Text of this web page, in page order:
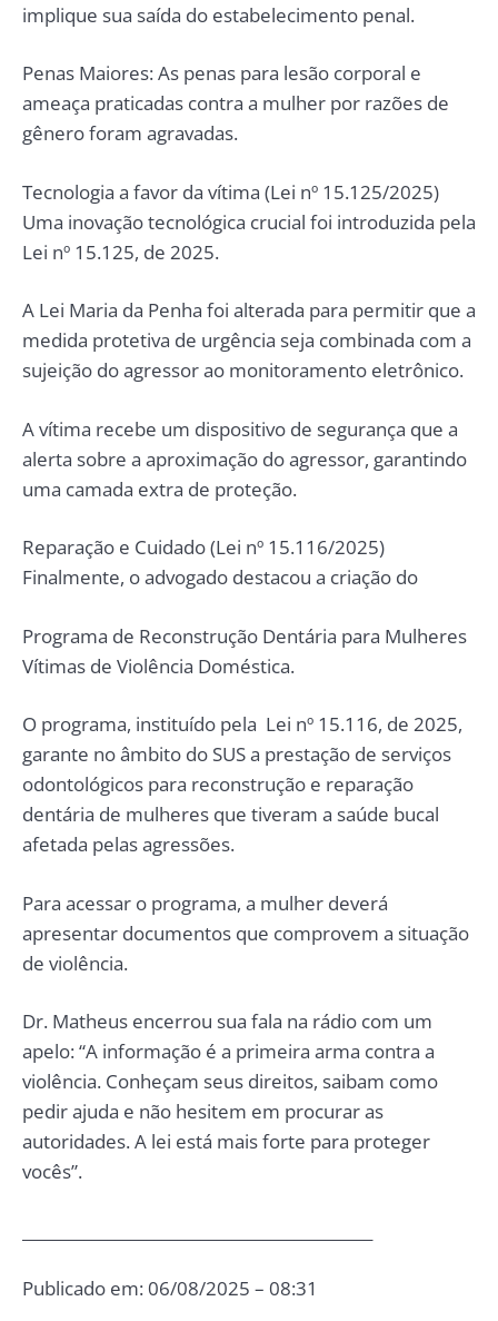
implique sua saída do estabelecimento penal.
Penas Maiores: As penas para lesão corporal e
ameaça praticadas contra a mulher por razões de
gênero foram agravadas.
Tecnologia a favor da vítima (Lei nº 15.125/2025)
Uma inovação tecnológica crucial foi introduzida pela
Lei nº 15.125, de 2025.
A Lei Maria da Penha foi alterada para permitir que a
medida protetiva de urgência seja combinada com a
sujeição do agressor ao monitoramento eletrônico.
A vítima recebe um dispositivo de segurança que a
alerta sobre a aproximação do agressor, garantindo
uma camada extra de proteção.
Reparação e Cuidado (Lei nº 15.116/2025)
Finalmente, o advogado destacou a criação do
Programa de Reconstrução Dentária para Mulheres
Vítimas de Violência Doméstica.
O programa, instituído pela Lei nº 15.116, de 2025,
garante no âmbito do SUS a prestação de serviços
odontológicos para reconstrução e reparação
dentária de mulheres que tiveram a saúde bucal
afetada pelas agressões.
Para acessar o programa, a mulher deverá
apresentar documentos que comprovem a situação
de violência.
Dr. Matheus encerrou sua fala na rádio com um
apelo: “A informação é a primeira arma contra a
violência. Conheçam seus direitos, saibam como
pedir ajuda e não hesitem em procurar as
autoridades. A lei está mais forte para proteger
vocês”.
Publicado em: 06/08/2025 – 08:31